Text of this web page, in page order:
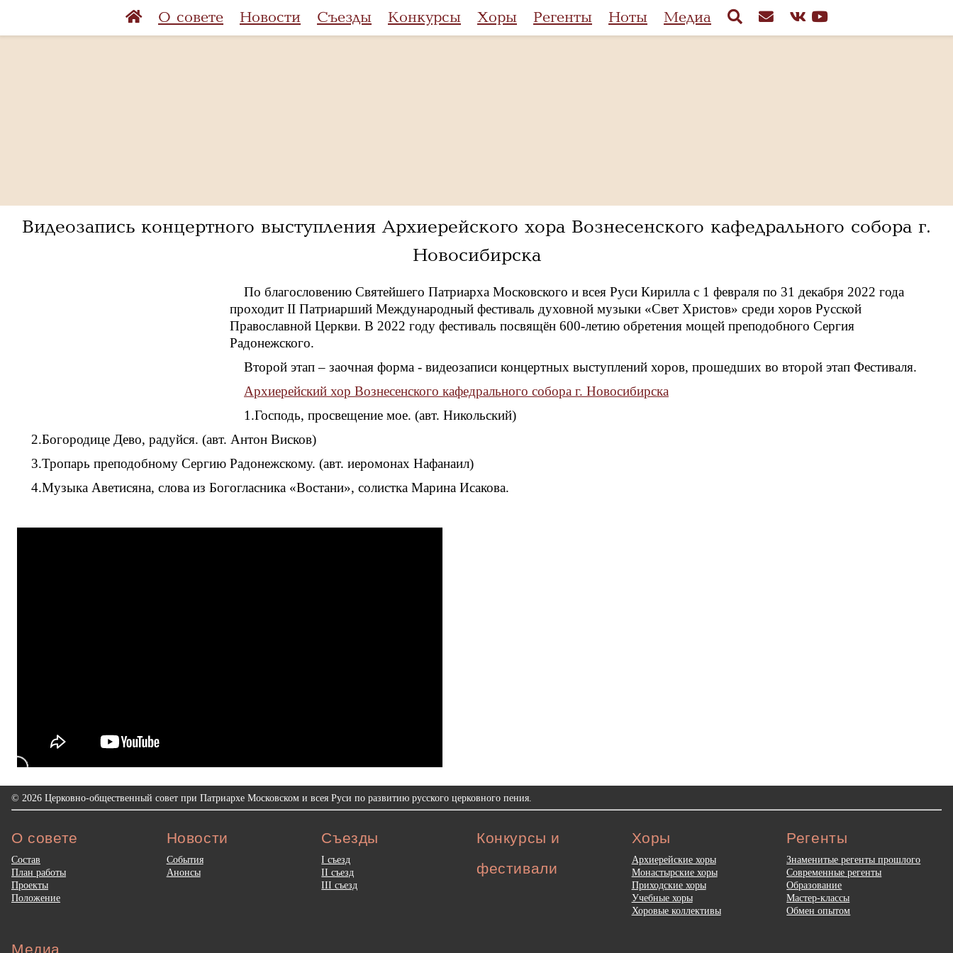
О совете Новости Съезды Конкурсы Хоры Регенты Ноты Медиа
Видеозапись концертного выступления Архиерейского хора Вознесенского кафедрального собора г.
Новосибирска
По благословению Святейшего Патриарха Московского и всея Руси Кирилла с 1 февраля по 31 декабря 2022 года
проходит II Патриарший Международный фестиваль духовной музыки «Свет Христов» среди хоров Русской
Православной Церкви. В 2022 году фестиваль посвящён 600-летию обретения мощей преподобного Сергия
Радонежского.
Второй этап – заочная форма - видеозаписи концертных выступлений хоров, прошедших во второй этап Фестиваля.
Архиерейский хор Вознесенского кафедрального собора г. Новосибирска
1.Господь, просвещение мое. (авт. Никольский)
2.Богородице Дево, радуйся. (авт. Антон Висков)
3.Тропарь преподобному Сергию Радонежскому. (авт. иеромонах Нафанаил)
4.Музыка Аветисяна, слова из Богогласника «Востани», солистка Марина Исакова.
© 2026 Церковно-общественный совет при Патриархе Московском и всея Руси по развитию русского церковного пения.
О совете
Состав
План работы
Проекты
Положение
Новости
События
Анонсы
Съезды
I съезд
II съезд
III съезд
Конкурсы и
фестивали
Хоры
Архиерейские хоры
Монастырские хоры
Приходские хоры
Учебные хоры
Хоровые коллективы
Регенты
Знаменитые регенты прошлого
Современные регенты
Образование
Мастер-классы
Обмен опытом
Медиа